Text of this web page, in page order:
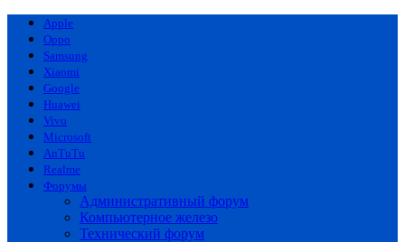
Apple
Oppo
Samsung
Xiaomi
Google
Huawei
Vivo
Microsoft
AnTuTu
Realme
Форумы
Административный форум
Компьютерное железо
Технический форум